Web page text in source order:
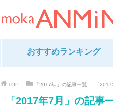
おすすめランキング
TOP 「2017年」の記事一覧 「
「2017年7月」の記事